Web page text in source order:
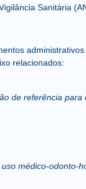
Sanitária
administrativos
relacionados:
de referência para
médico-odonto-